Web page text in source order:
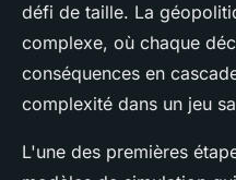
défi de taille. La
complexe, où chaque
conséquences en
complexité dans un jeu
L'une des premières